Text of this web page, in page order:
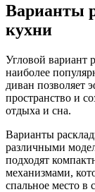
Варианты
кухни
Угловой вариант
наиболее
диван позволяет
пространство и
отдыха и сна.
Варианты
различными
подходят
механизмами,
спальное место в